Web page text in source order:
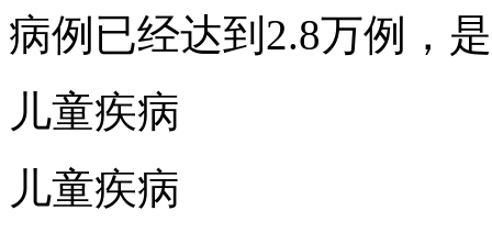
病例已经达到2.8万例，
儿童疾病
儿童疾病